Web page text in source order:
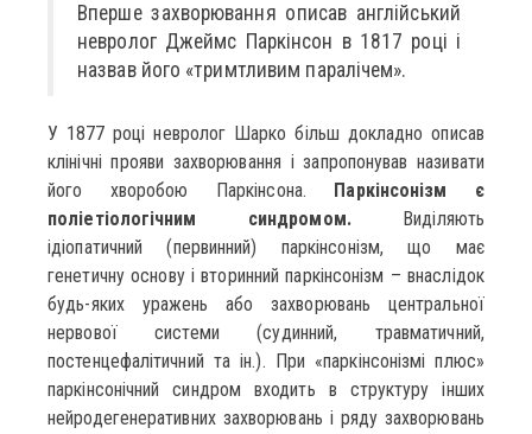
Вперше захворювання описав англійський
невролог Джеймс Паркінсон в 1817 році і
назвав його «тримтливим паралічем».
У 1877 році невролог Шарко більш докладно описав
клінічні прояви захворювання і запропонував називати
його хворобою Паркінсона. Паркінсонізм є
поліетіологічним синдромом.Виділяють
ідіопатичний (первинний) паркінсонізм, що має
генетичну основу і вторинний паркінсонізм – внаслідок
будь-яких уражень або захворювань центральної
нервової системи (судинний, травматичний,
постенцефалітичний та ін.). При «паркінсонізмі плюс»
паркінсонічний синдром входить в структуру інших
нейродегенеративних захворювань і ряду захворювань